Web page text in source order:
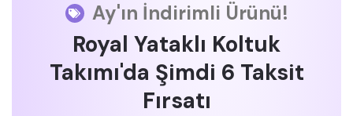
Ay'ın İndirimli Ürünü!
Royal Yataklı Koltuk
Takımı'da Şimdi 6 Taksit
Fırsatı